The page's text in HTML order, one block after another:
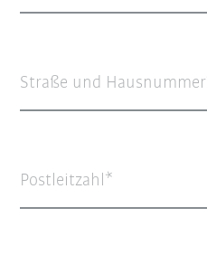
Straße und Hausnummer
Postleitzahl